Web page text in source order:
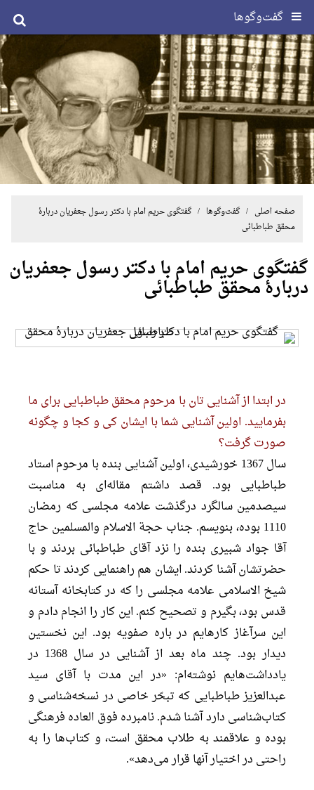
گفت‌وگوها
صفحه اصلی /گفت‌وگوها / گفتگوی حریم امام با دکتر رسول جعفریان دربارۀ
محقق طباطبائی
گفتگوی حریم امام با دکتر رسول جعفریان
دربارۀ محقق طباطبائی
در ابتدا از آشنایی تان با مرحوم محقق طباطبایی برای ما
بفرمایید. اولین آشنایی شما با ایشان کی و کجا و چگونه
صورت گرفت؟
سال 1367 خورشیدی، اولین آشنایی بنده با مرحوم استاد
طباطبایی بود. قصد داشتم مقاله‌ای به مناسبت
سیصدمین سالگرد درگذشت علامه مجلسی که رمضان
1110 بوده، بنویسم. جناب حجة الاسلام والمسلمین حاج
آقا جواد شبیری بنده را نزد آقای طباطبائی بردند و با
حضرتشان آشنا کردند. ایشان هم راهنمایی کردند تا حکم
شیخ الاسلامی علامه مجلسی را که در کتابخانه آستانه
قدس بود، بگیرم و تصحیح کنم. این کار را انجام دادم و
این سرآغاز کارهایم در باره صفویه بود. این نخستین
دیدار بود. چند ماه بعد از آشنایی در سال 1368 در
یادداشت‌هایم نوشته‌ام: «در این مدت با آقای سید
عبدالعزیز طباطبایی که تبحّر خاصی در نسخه‌شناسی و
کتاب‌شناسی دارد آشنا شدم. نامبرده فوق العاده فرهنگی
بوده و علاقمند به طلاب محقق است، و کتاب‌ها را به
راحتی در اختیار آنها قرار می‌دهد».